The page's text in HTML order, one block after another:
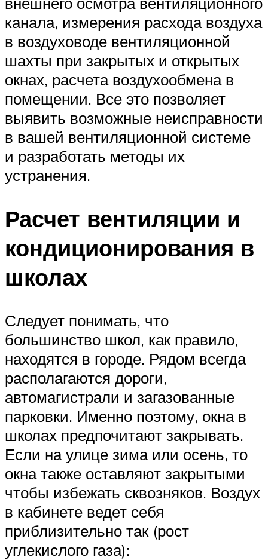
канала, измерения расхода воздуха
в воздуховоде вентиляционной
шахты при закрытых и открытых
окнах, расчета воздухообмена в
помещении. Все это позволяет
выявить возможные неисправности
в вашей вентиляционной системе
и разработать методы их
устранения.
Расчет вентиляции и
кондиционирования в
школах
Следует понимать, что
большинство школ, как правило,
находятся в городе. Рядом всегда
располагаются дороги,
автомагистрали и загазованные
парковки. Именно поэтому, окна в
школах предпочитают закрывать.
Если на улице зима или осень, то
окна также оставляют закрытыми
чтобы избежать сквозняков. Воздух
в кабинете ведет себя
приблизительно так (рост
углекислого газа):